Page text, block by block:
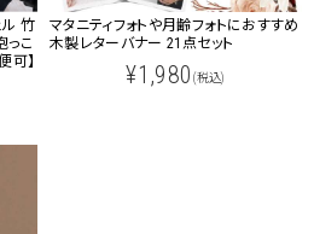
ル 竹
っこ
可】
マタニティフォトや月齢フォトにおすすめ
木製レターバナー 21点セット
¥1,980 (税込)
しました。
面にてご入力ください。
登録が必要となります。